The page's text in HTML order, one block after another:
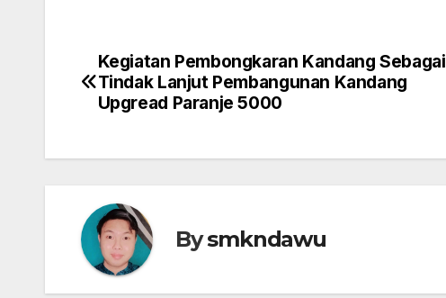
Navigasi
pos
Kegiatan Pembongkaran Kandang Sebagai
Tindak Lanjut Pembangunan Kandang
Upgread Paranje 5000
Bysmkndawu